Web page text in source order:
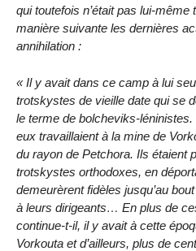
qui toutefois n’était pas lui-
manière suivante les dernières
annihilation :
« Il y avait dans ce camp à lui
trotskystes de vieille date qui se
le terme de bolcheviks-léninistes.
eux travaillaient à la mine de
du rayon de Petchora. Ils étaient
trotskystes orthodoxes, en
demeurèrent fidèles jusqu’au
à leurs dirigeants… En plus de
continue-t-il, il y avait à cette
Vorkouta et d’ailleurs, plus de